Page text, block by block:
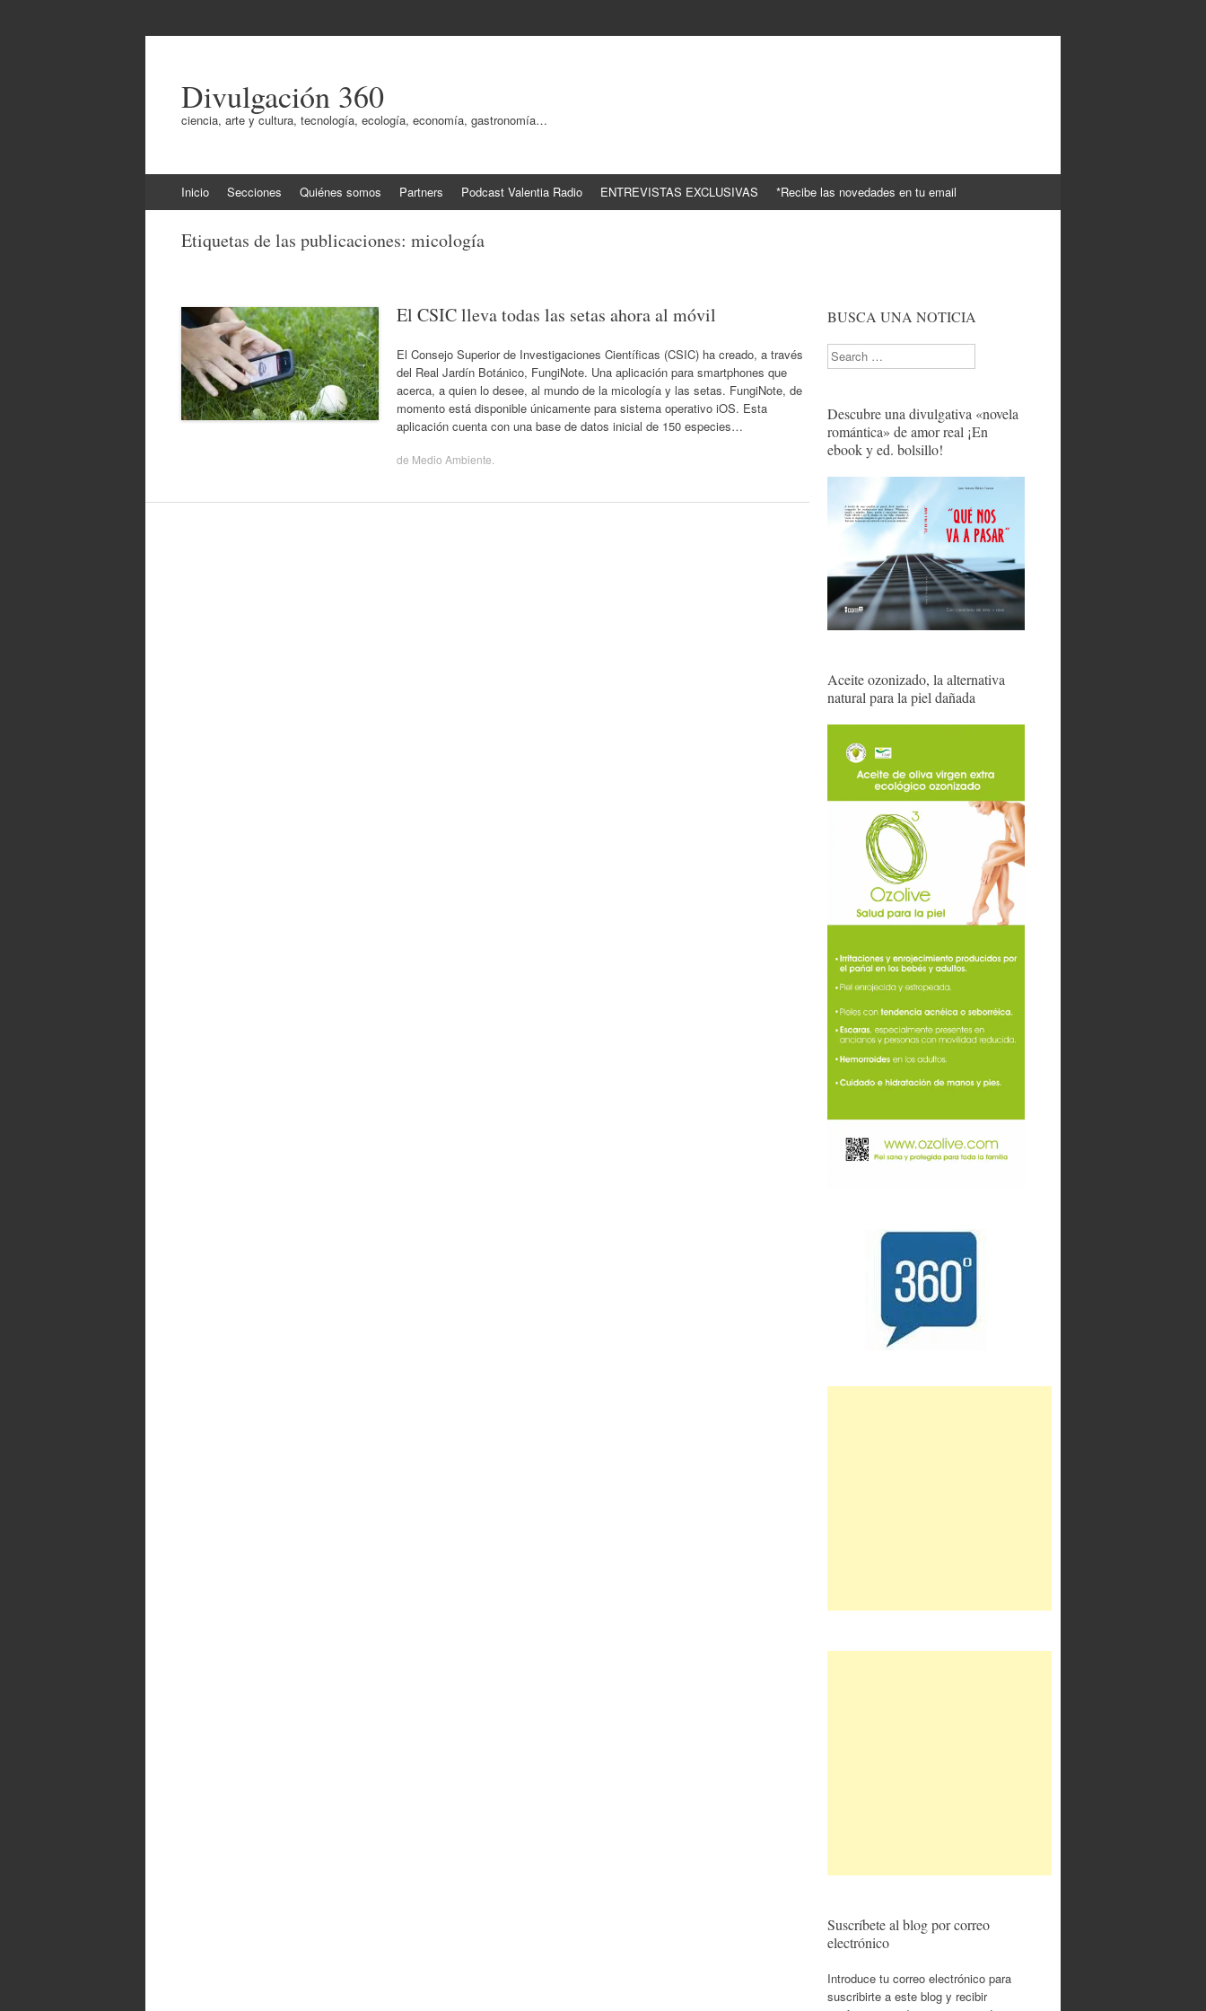
Divulgación 360
ciencia, arte y cultura, tecnología, ecología, economía, gastronomía…
al
Inicio Secciones Quiénes somos Partners Podcast Valentia Radio ENTREVISTAS EXCLUSIVAS *Recibe las novedades en tu email
Etiquetas de las publicaciones: micología
El CSIC lleva todas las setas ahora al móvil
El Consejo Superior de Investigaciones Científicas (CSIC) ha creado, a través
del Real Jardín Botánico, FungiNote. Una aplicación para smartphones que
acerca, a quien lo desee, al mundo de la micología y las setas. FungiNote, de
momento está disponible únicamente para sistema operativo iOS. Esta
aplicación cuenta con una base de datos inicial de 150 especies…
de Medio Ambiente
BUSCA UNA NOTICIA
Search
Descubre una divulgativa «novela
romántica» de amor real ¡En
ebook y ed. bolsillo!
Aceite ozonizado, la alternativa
natural para la piel dañada
Suscríbete al blog por correo
electrónico
Introduce tu correo electrónico para
suscribirte a este blog y recibir